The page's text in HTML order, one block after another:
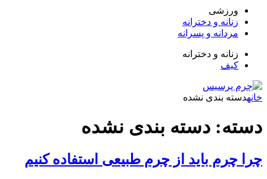
و دخترانه
و پسرانه
و دخترانه
بندی نشده
دسته بندی نشده
باید از چرم طبیعی استفاده کنیم